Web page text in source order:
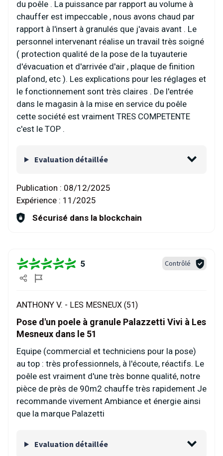
du poêle . La puissance par rapport au volume à
chauffer est impeccable , nous avons chaud par
rapport à l'insert à granulés que j'avais avant . Le
personnel intervenant réalise un travail très soigné
( protection qualité de la pose de la tuyauterie
d'évacuation et d'arrivée d'air , plaque de finition
plafond, etc ). Les explications pour les réglages et
le fonctionnement sont très claires . De l'entrée
dans le magasin à la mise en service du poêle
cette société est vraiment TRES COMPETENTE
c'est le TOP .
Evaluation détaillée
Publication : 08/12/2025
Expérience : 11/2025
Sécurisé dans la blockchain
5 Contrôlé
ANTHONY V. - LES MESNEUX (51)
Pose d'un poele à granule Palazzetti Vivi à Les
Mesneux dans le 51
Equipe (commercial et techniciens pour la pose)
au top : très professionnels, à l'écoute, réactifs. Le
poêle est vraiment d'une très bonne qualité, notre
pièce de près de 90m2 chauffe très rapidement Je
recommande vivement Ambiance et énergie ainsi
que la marque Palazetti
Evaluation détaillée